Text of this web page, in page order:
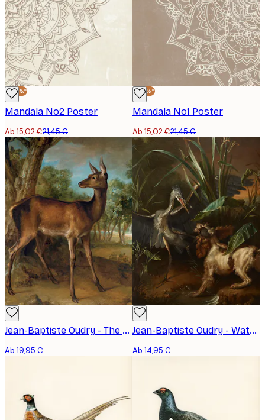
-30%*
Mandala No2 Poster
Ab 15,02 €21,45 €
-30%*
Mandala No1 Poster
Ab 15,02 €21,45 €
Jean-Baptiste Oudry - The Watchful Doe Poster
Ab 19,95 €
Jean-Baptiste Oudry - Water Spaniel Confronting a Heron Poster
Ab 14,95 €